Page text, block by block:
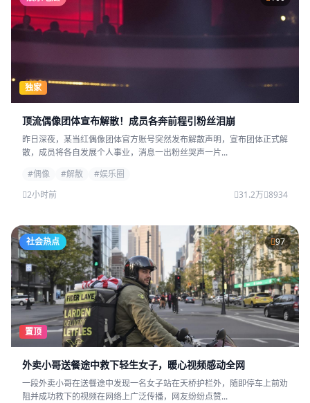
独家
顶流偶像团体宣布解散！成员各奔前程引粉丝泪崩
昨日深夜，某当红偶像团体官方账号突然发布解散声明，宣布团体正式解
散，成员将各自发展个人事业，消息一出粉丝哭声一片...
#偶像
#解散
#娱乐圈
2小时前
31.2万 8934
社会热点 97
置顶
外卖小哥送餐途中救下轻生女子，暖心视频感动全网
一段外卖小哥在送餐途中发现一名女子站在天桥护栏外，随即停车上前劝
阻并成功救下的视频在网络上广泛传播，网友纷纷点赞...